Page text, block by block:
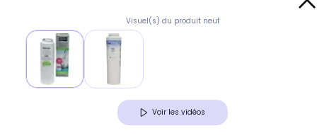
Visuel(s) du produit neuf
Voir les vidéos